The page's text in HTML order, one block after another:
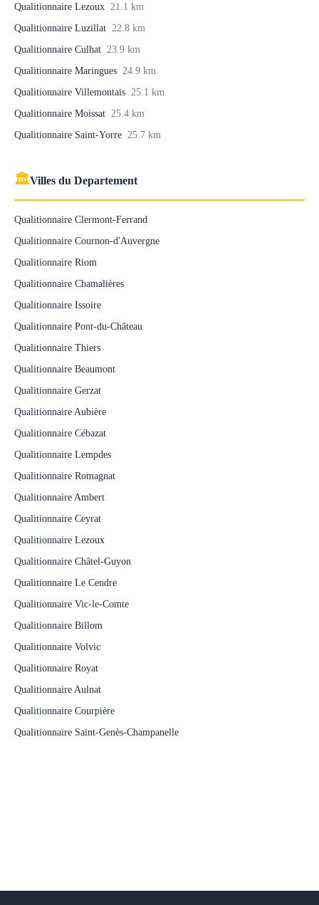
Qualitionnaire Lezoux 21.1 km
Qualitionnaire Luzillat 22.8 km
Qualitionnaire Culhat 23.9 km
Qualitionnaire Maringues 24.9 km
Qualitionnaire Villemontais 25.1 km
Qualitionnaire Moissat 25.4 km
Qualitionnaire Saint-Yorre 25.7 km
🏛Villes du Departement
Qualitionnaire Clermont-Ferrand
Qualitionnaire Cournon-d'Auvergne
Qualitionnaire Riom
Qualitionnaire Chamalières
Qualitionnaire Issoire
Qualitionnaire Pont-du-Château
Qualitionnaire Thiers
Qualitionnaire Beaumont
Qualitionnaire Gerzat
Qualitionnaire Aubière
Qualitionnaire Cébazat
Qualitionnaire Lempdes
Qualitionnaire Romagnat
Qualitionnaire Ambert
Qualitionnaire Ceyrat
Qualitionnaire Lezoux
Qualitionnaire Châtel-Guyon
Qualitionnaire Le Cendre
Qualitionnaire Vic-le-Comte
Qualitionnaire Billom
Qualitionnaire Volvic
Qualitionnaire Royat
Qualitionnaire Aulnat
Qualitionnaire Courpière
Qualitionnaire Saint-Genès-Champanelle